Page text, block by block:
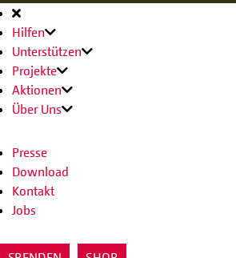
Hauptnavigation
Hilfen
Unterstützen
Projekte
Aktionen
Über Uns
Presse
Download
Kontakt
Jobs